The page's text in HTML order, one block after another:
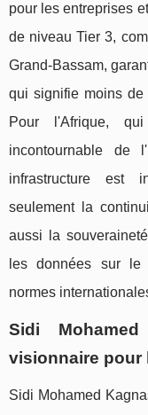
pour les entreprises
de niveau Tier 3,
Grand-Bassam,
qui signifie moins de
Pour l'Afrique,
incontournable de
infrastructure est
seulement la
aussi la
les données sur le
normes
Sidi
visionnaire pour
Sidi Mohamed